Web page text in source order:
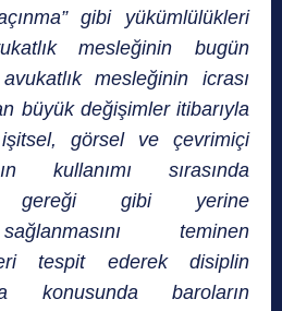
gibi yükümlülükleri
mesleğinin bugün
mesleğinin icrası
büyük değişimler itibarıyla
işitsel, görsel ve çevrimiçi
kullanımı sırasında
gereği gibi yerine
teminen
tespit ederek disiplin
konusunda baroların